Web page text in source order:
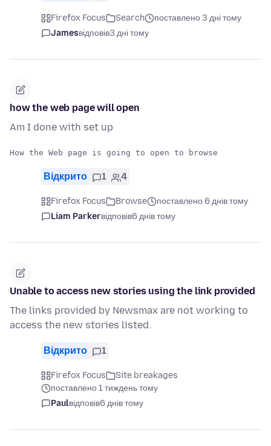
Firefox Focus Search
поставлено 3 дні тому
Jamesвідповів3 дні тому
how the web page will open
Am I done with set up
Відкрито 1 4
Firefox Focus Browse
поставлено 6 днів тому
Liam Parkerвідповів6 днів тому
Unable to access new stories using the link provided
The links provided by Newsmax are not working to
access the new stories listed.
Відкрито 1
Firefox Focus
Site breakages
поставлено 1 тиждень тому
Paulвідповів6 днів тому